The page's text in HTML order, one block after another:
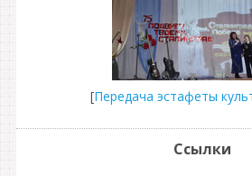
[Передача эстафеты
Ссылки